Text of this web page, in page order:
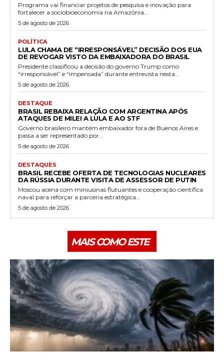
Programa vai financiar projetos de pesquisa e inovação para
fortalecer a sociobioeconomia na Amazônia...
5 de agosto de 2026
POLÍTICA
LULA CHAMA DE “IRRESPONSÁVEL” DECISÃO DOS EUA
DE REVOGAR VISTO DA EMBAIXADORA DO BRASIL
Presidente classificou a decisão do governo Trump como
“irresponsável” e “impensada” durante entrevista nesta...
5 de agosto de 2026
DESTAQUE
BRASIL REBAIXA RELAÇÃO COM ARGENTINA APÓS
ATAQUES DE MILEI A LULA E AO STF
Governo brasileiro mantém embaixador fora de Buenos Aires e
passa a ser representado por...
5 de agosto de 2026
DESTAQUES
BRASIL RECEBE OFERTA DE TECNOLOGIAS NUCLEARES
DA RÚSSIA DURANTE VISITA DE ASSESSOR DE PUTIN
Moscou acena com miniusinas flutuantes e cooperação científica
naval para reforçar a parceria estratégica...
5 de agosto de 2026
MAIS COMO ESTE